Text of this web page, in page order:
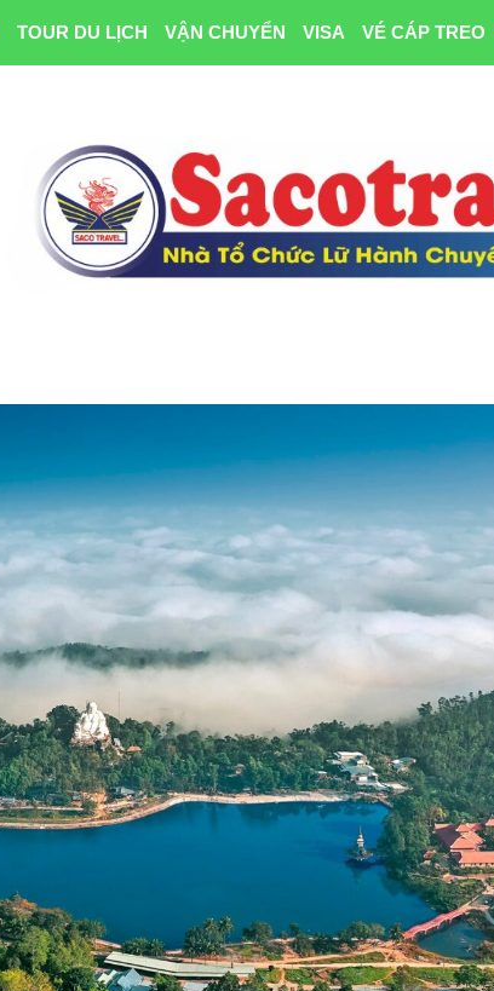
TOUR DU LỊCH VẬN CHUYỂN VISA VÉ CÁP TREO